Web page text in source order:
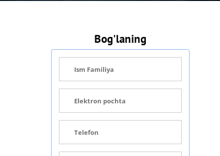
Bog'laning